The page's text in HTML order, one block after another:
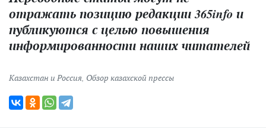
отражать позицию редакции 365info и
публикуются с целью повышения
информированности наших читателей
Казахстан и Россия, Обзор казахской прессы